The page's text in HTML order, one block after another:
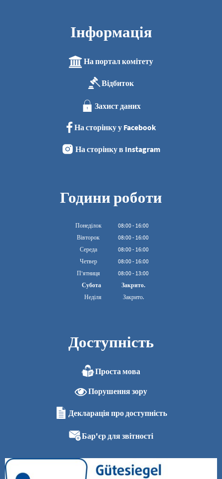
Інформація
На портал комітету
Відбиток
Захист даних
На сторінку у Facebook
На сторінку в Instagram
Години роботи
Понеділок 08:00- 16:00
З 08:00 до 16:00
Вівторок 08:00- 16:00
З 08:00 до 16:00
Середа 08:00- 16:00
З 08:00 до 16:00
Четвер 08:00- 16:00
З 08:00 до 16:00
П'ятниця 08:00- 13:00
Субота
Закрито.
Неділя
Закрито.
Доступність
Проста мова
Порушення зору
Декларація про доступність
Бар'єр для звітності